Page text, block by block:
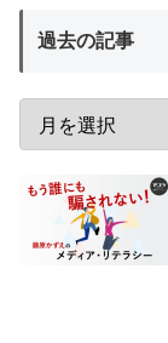
過去の記事